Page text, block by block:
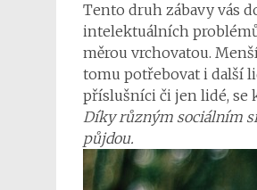
Tento druh zábavy vás
intelektuálních
měrou vrchovatou.
tomu potřebovat i další
příslušníci či jen lidé, se
Díky různým sociálním
půjdou.